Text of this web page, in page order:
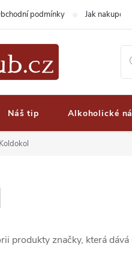
podmínky Jak nakupovat
Náš tip Alkoholické
Koldokol
produkty značky, která